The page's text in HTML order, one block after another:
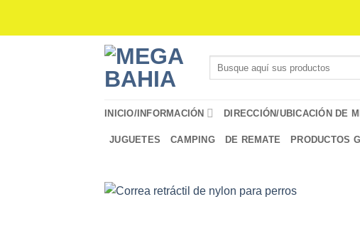
INICIO/INFORMACIÓN DIRECCIÓN/UBICACIÓN DE
JUGUETES CAMPING DE REMATE PRODUCTOS